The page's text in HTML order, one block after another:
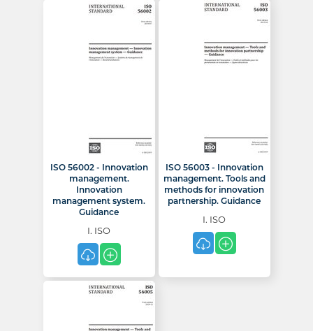
ISO 56002 - Innovation
management.
Innovation
management system.
Guidance
I. ISO
ISO 56003 - Innovation
management. Tools and
methods for innovation
partnership. Guidance
I. ISO